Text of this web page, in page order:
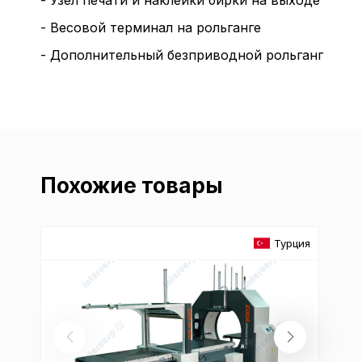
- Весовой терминал на рольганге
- Дополнительный безприводной рольганг
Похожие товары
Турция